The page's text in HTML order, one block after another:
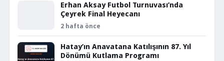
Erhan Aksay Futbol Turnuvası’nda
Çeyrek Final Heyecanı
2 hafta önce
Hatay’ın Anavatana Katılışının 87. Yıl
Dönümü Kutlama Programı